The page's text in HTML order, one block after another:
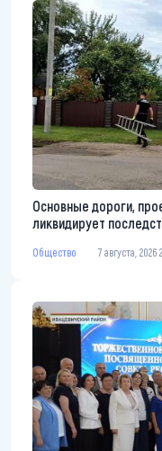
Основные дороги,
ликвидирует
Общество 7 августа, 2026